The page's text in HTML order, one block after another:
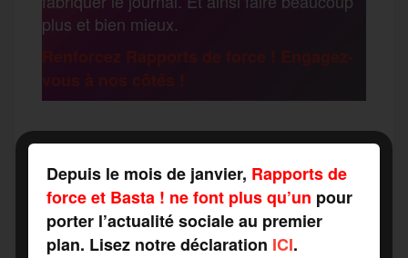
k
m
e
plus et bien mieux.
Renforcez Rapports de force ! Engagez-
vous à nos côtés !
F
a
c
T
w
i
E
m
a
M
e
s
T
e
P
Depuis le mois de janvier, Rapports de
force et Basta ! ne font plus qu’un pour
porter l’actualité sociale au premier
plan. Lisez notre déclaration ICI.